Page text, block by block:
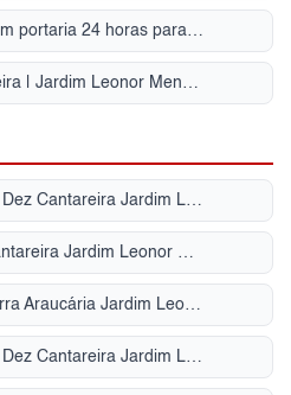
Condomínio Fechado com portaria 24 horas para Venda | Jardim Leonor Mendes de Barros
Alugar Sobrado com lareira | Jardim Leonor Mendes de Barros
Condomínio Residencial Dez Cantareira Jardim Leonor Mendes de Barros
Condomínio Chácara Cantareira Jardim Leonor Mendes de Barros
Condomínio Villaggio Serra Araucária Jardim Leonor Mendes de Barros
Condomínio Residencial Dez Cantareira Jardim Leonor Mendes de Barros